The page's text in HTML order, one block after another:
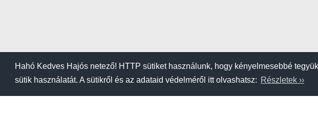
Hahó Kedves Hajós netező! HTTP sütiket használunk, hogy kényelmesebbé
sütik használatát. A sütikről és az adataid védelméről itt olvashatsz: Részletek ››